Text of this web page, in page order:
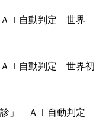
Ｉ自動判定 世界
Ｉ自動判定 世界初
診」 ＡＩ自動判定